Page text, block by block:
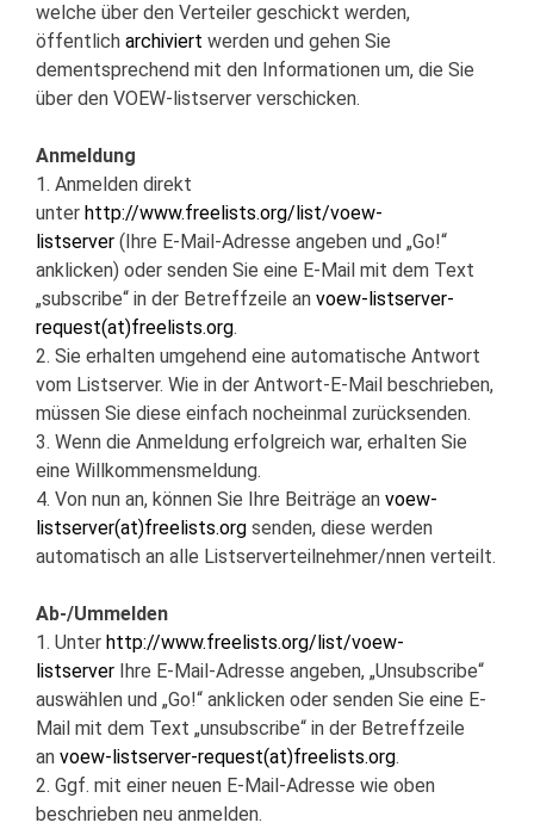
welche über den Verteiler geschickt werden,
öffentlich archiviert werden und gehen Sie
dementsprechend mit den Informationen um, die Sie
über den VOEW-listserver verschicken.
Anmeldung
1. Anmelden direkt
unter http://www.freelists.org/list/voew-
listserver (Ihre E-Mail-Adresse angeben und „Go!“
anklicken) oder senden Sie eine E-Mail mit dem Text
„subscribe“ in der Betreffzeile an voew-listserver-
request(at)freelists.org.
2. Sie erhalten umgehend eine automatische Antwort
vom Listserver. Wie in der Antwort-E-Mail beschrieben,
müssen Sie diese einfach nocheinmal zurücksenden.
3. Wenn die Anmeldung erfolgreich war, erhalten Sie
eine Willkommensmeldung.
4. Von nun an, können Sie Ihre Beiträge an voew-
listserver(at)freelists.org senden, diese werden
automatisch an alle Listserverteilnehmer/nnen verteilt.
Ab-/Ummelden
1. Unter http://www.freelists.org/list/voew-
listserver Ihre E-Mail-Adresse angeben, „Unsubscribe“
auswählen und „Go!“ anklicken oder senden Sie eine E-
Mail mit dem Text „unsubscribe“ in der Betreffzeile
an voew-listserver-request(at)freelists.org.
2. Ggf. mit einer neuen E-Mail-Adresse wie oben
beschrieben neu anmelden.